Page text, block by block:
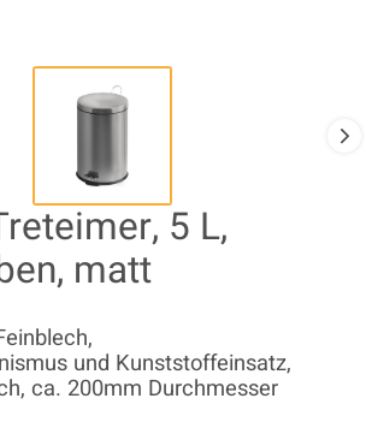
5 L,
matt
und Kunststoffeinsatz,
ca. 200mm Durchmesser